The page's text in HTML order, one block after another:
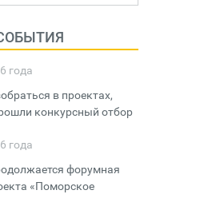
года
в проектах,
конкурсный отбор
года
форумная
«Поморское